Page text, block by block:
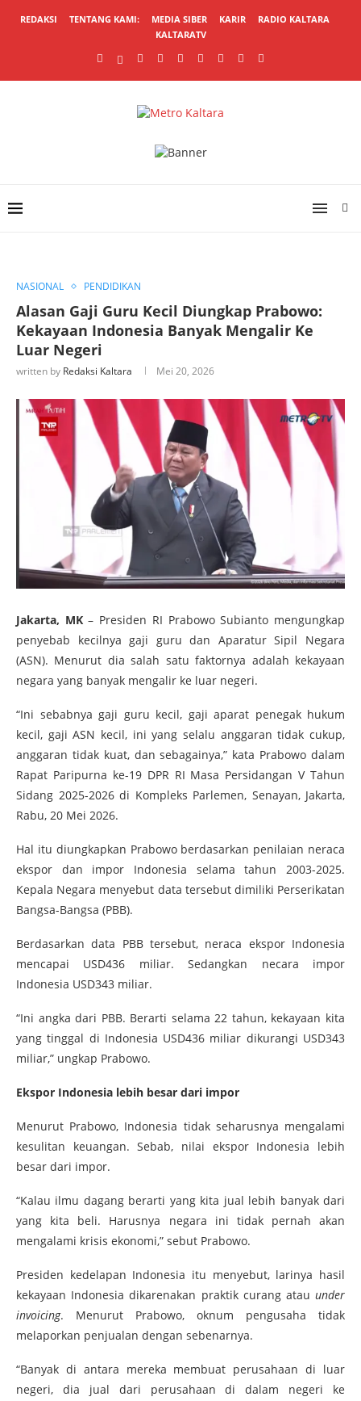
REDAKSI TENTANG KAMI: MEDIA SIBER KARIR
RADIO KALTARA
KALTARATV
NASIONAL PENDIDIKAN
Alasan Gaji Guru Kecil Diungkap Prabowo:
Kekayaan Indonesia Banyak Mengalir Ke
Luar Negeri
written by Redaksi Kaltara Mei 20, 2026
Jakarta, MK– Presiden RI Prabowo Subianto mengungkap
penyebab kecilnya gaji guru dan Aparatur Sipil Negara
(ASN). Menurut dia salah satu faktornya adalah kekayaan
negara yang banyak mengalir ke luar negeri.
“Ini sebabnya gaji guru kecil, gaji aparat penegak hukum
kecil, gaji ASN kecil, ini yang selalu anggaran tidak cukup,
anggaran tidak kuat, dan sebagainya,” kata Prabowo dalam
Rapat Paripurna ke-19 DPR RI Masa Persidangan V Tahun
Sidang 2025-2026 di Kompleks Parlemen, Senayan, Jakarta,
Rabu, 20 Mei 2026.
Hal itu diungkapkan Prabowo berdasarkan penilaian neraca
ekspor dan impor Indonesia selama tahun 2003-2025.
Kepala Negara menyebut data tersebut dimiliki Perserikatan
Bangsa-Bangsa (PBB).
Berdasarkan data PBB tersebut, neraca ekspor Indonesia
mencapai USD436 miliar. Sedangkan necara impor
Indonesia USD343 miliar.
“Ini angka dari PBB. Berarti selama 22 tahun, kekayaan kita
yang tinggal di Indonesia USD436 miliar dikurangi USD343
miliar,” ungkap Prabowo.
Ekspor Indonesia lebih besar dari impor
Menurut Prabowo, Indonesia tidak seharusnya mengalami
kesulitan keuangan. Sebab, nilai ekspor Indonesia lebih
besar dari impor.
“Kalau ilmu dagang berarti yang kita jual lebih banyak dari
yang kita beli. Harusnya negara ini tidak pernah akan
mengalami krisis ekonomi,” sebut Prabowo.
Presiden kedelapan Indonesia itu menyebut, larinya hasil
kekayaan Indonesia dikarenakan praktik curang atau under
invoicing. Menurut Prabowo, oknum pengusaha tidak
melaporkan penjualan dengan sebenarnya.
“Banyak di antara mereka membuat perusahaan di luar
negeri, dia jual dari perusahaan di dalam negeri ke